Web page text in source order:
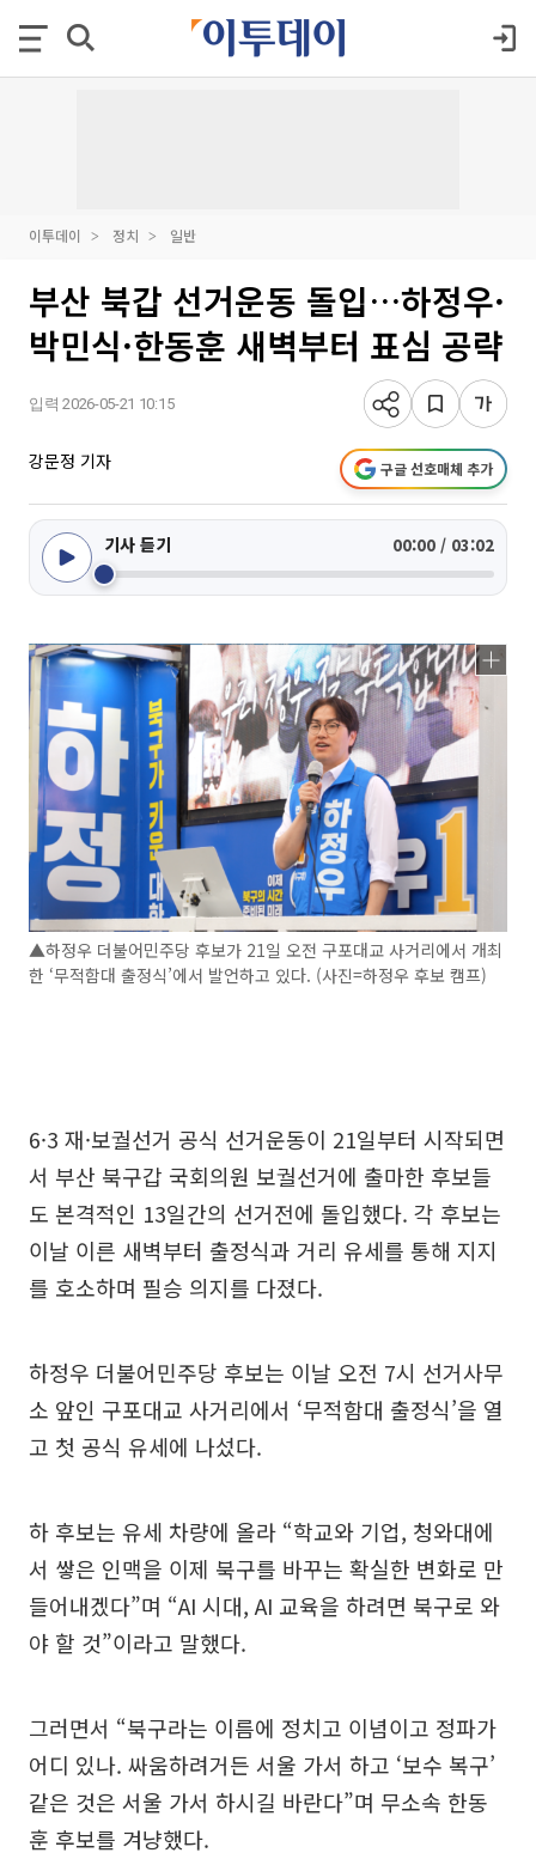
이투데이 정치 일반
부산 북갑 선거운동 돌입…하정우·
박민식·한동훈 새벽부터 표심 공략
입력 2026-05-21 10:15
강문정 기자 구글 선호매체 추가
기사 듣기 00:00 / 03:02
▲하정우 더불어민주당 후보가 21일 오전 구포대교 사거리에서 개최
한 ‘무적함대 출정식’에서 발언하고 있다. (사진=하정우 후보 캠프)
6·3 재·보궐선거 공식 선거운동이 21일부터 시작되면
서 부산 북구갑 국회의원 보궐선거에 출마한 후보들
도 본격적인 13일간의 선거전에 돌입했다. 각 후보는
이날 이른 새벽부터 출정식과 거리 유세를 통해 지지
를 호소하며 필승 의지를 다졌다.
하정우 더불어민주당 후보는 이날 오전 7시 선거사무
소 앞인 구포대교 사거리에서 ‘무적함대 출정식’을 열
고 첫 공식 유세에 나섰다.
하 후보는 유세 차량에 올라 “학교와 기업, 청와대에
서 쌓은 인맥을 이제 북구를 바꾸는 확실한 변화로 만
들어내겠다”며 “AI 시대, AI 교육을 하려면 북구로 와
야 할 것”이라고 말했다.
그러면서 “북구라는 이름에 정치고 이념이고 정파가
어디 있나. 싸움하려거든 서울 가서 하고 ‘보수 복구’
같은 것은 서울 가서 하시길 바란다”며 무소속 한동
훈 후보를 겨냥했다.